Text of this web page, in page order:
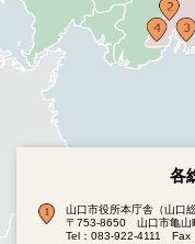
各
山口市役所本庁舎（山口
〒753-8650 山口市亀山
Tel：083-922-4111
Fax